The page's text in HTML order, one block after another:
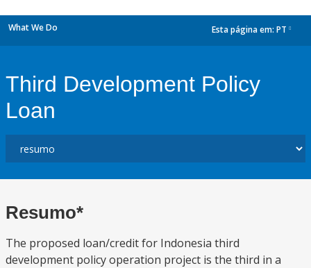
What We Do Esta página em: PT
Third Development Policy
Loan
Resumo*
The proposed loan/credit for Indonesia third
development policy operation project is the third in a